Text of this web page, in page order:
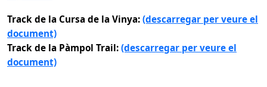
Track de la Cursa de la Vinya: (descarregar per veure el
document)
Track de la Pàmpol Trail: (descarregar per veure el
document)